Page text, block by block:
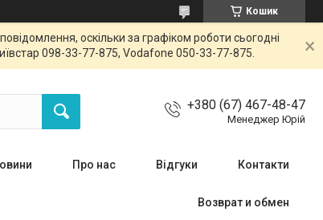
Кошик
оскільки за графіком роботи сьогодні
098-33-77-875, Vodafone 050-33-77-875.
+380 (67) 467-48-47
Менеджер Юрій
Про нас Відгуки Контакти
Возврат и обмен